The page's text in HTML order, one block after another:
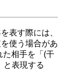
表す際には、
使う場合があ
た相手を「(干
と表現する